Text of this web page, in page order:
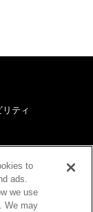
ティ
to
ads.
we use
We may